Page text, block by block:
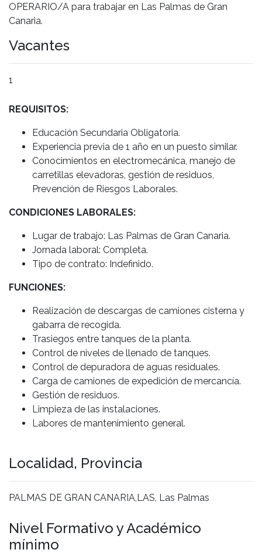
OPERARIO/A para trabajar en Las Palmas de Gran
Canaria.
Vacantes
1
REQUISITOS:
Educación Secundaria Obligatoria.
Experiencia previa de 1 año en un puesto similar.
Conocimientos en electromecánica, manejo de
carretillas elevadoras, gestión de residuos,
Prevención de Riesgos Laborales.
CONDICIONES LABORALES:
Lugar de trabajo: Las Palmas de Gran Canaria.
Jornada laboral: Completa.
Tipo de contrato: Indefinido.
FUNCIONES:
Realización de descargas de camiones cisterna y
gabarra de recogida.
Trasiegos entre tanques de la planta.
Control de niveles de llenado de tanques.
Control de depuradora de aguas residuales.
Carga de camiones de expedición de mercancía.
Gestión de residuos.
Limpieza de las instalaciones.
Labores de mantenimiento general.
Localidad, Provincia
PALMAS DE GRAN CANARIA,LAS, Las Palmas
Nivel Formativo y Académico
mínimo